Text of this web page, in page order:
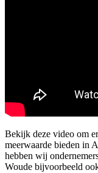
Bekijk deze video om
meerwaarde bieden in
hebben wij
Woude bijvoorbeeld